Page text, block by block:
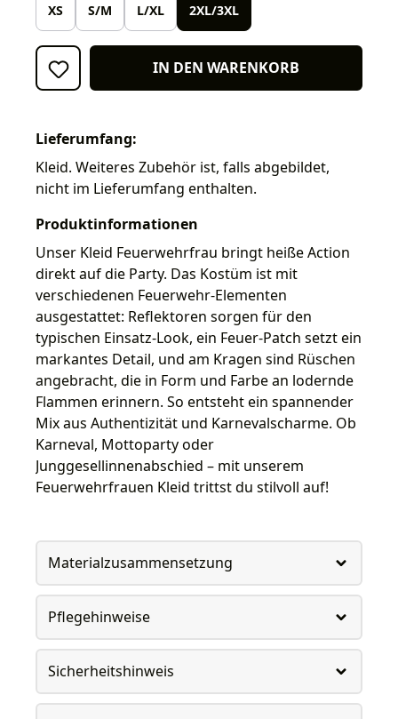
XS S/M L/XL 2XL/3XL
IN DEN WARENKORB
Lieferumfang:
Kleid. Weiteres Zubehör ist, falls abgebildet,
nicht im Lieferumfang enthalten.
Produktinformationen
Unser Kleid Feuerwehrfrau bringt heiße Action
direkt auf die Party. Das Kostüm ist mit
verschiedenen Feuerwehr-Elementen
ausgestattet: Reflektoren sorgen für den
typischen Einsatz-Look, ein Feuer-Patch setzt ein
markantes Detail, und am Kragen sind Rüschen
angebracht, die in Form und Farbe an lodernde
Flammen erinnern. So entsteht ein spannender
Mix aus Authentizität und Karnevalscharme. Ob
Karneval, Mottoparty oder
Junggesellinnenabschied – mit unserem
Feuerwehrfrauen Kleid trittst du stilvoll auf!
Materialzusammensetzung
Pflegehinweise
Sicherheitshinweis